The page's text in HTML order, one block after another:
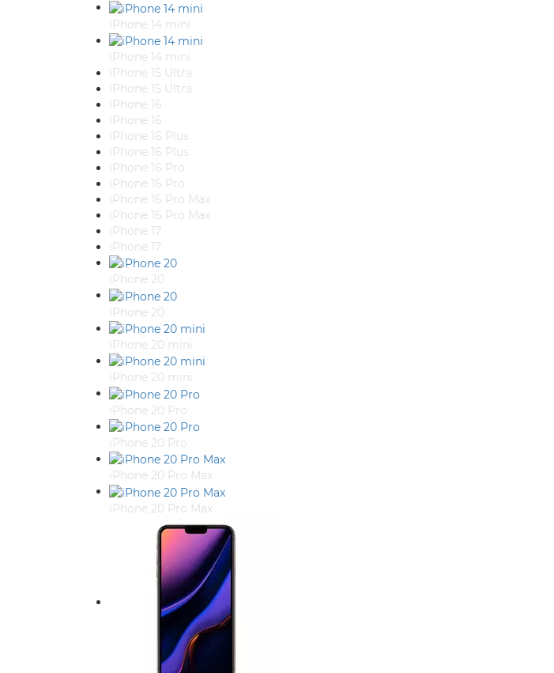
iPhone 14 mini
iPhone 14 mini
iPhone 15 Ultra
iPhone 15 Ultra
iPhone 16
iPhone 16
iPhone 16 Plus
iPhone 16 Plus
iPhone 16 Pro
iPhone 16 Pro
iPhone 16 Pro Max
iPhone 16 Pro Max
iPhone 17
iPhone 17
iPhone 20
iPhone 20
iPhone 20 mini
iPhone 20 mini
iPhone 20 Pro
iPhone 20 Pro
iPhone 20 Pro Max
iPhone 20 Pro Max